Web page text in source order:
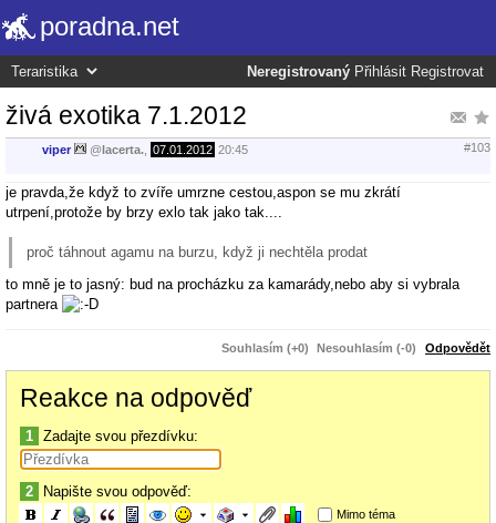
poradna.net
Neregistrovaný Přihlásit Registrovat
živá exotika 7.1.2012
viper @lacerta. 07.01.2012 20:45 #103
je pravda,že když to zvíře umrzne cestou,aspon se mu zkrátí
utrpení,protože by brzy exlo tak jako tak....
proč táhnout agamu na burzu, když ji nechtěla prodat
to mně je to jasný: bud na procházku za kamarády,nebo aby si vybrala
partnera
Souhlasím (+0) Nesouhlasím (-0) Odpovědět
Reakce na odpověď
1 Zadajte svou přezdívku:
2 Napište svou odpověď:
Mimo téma